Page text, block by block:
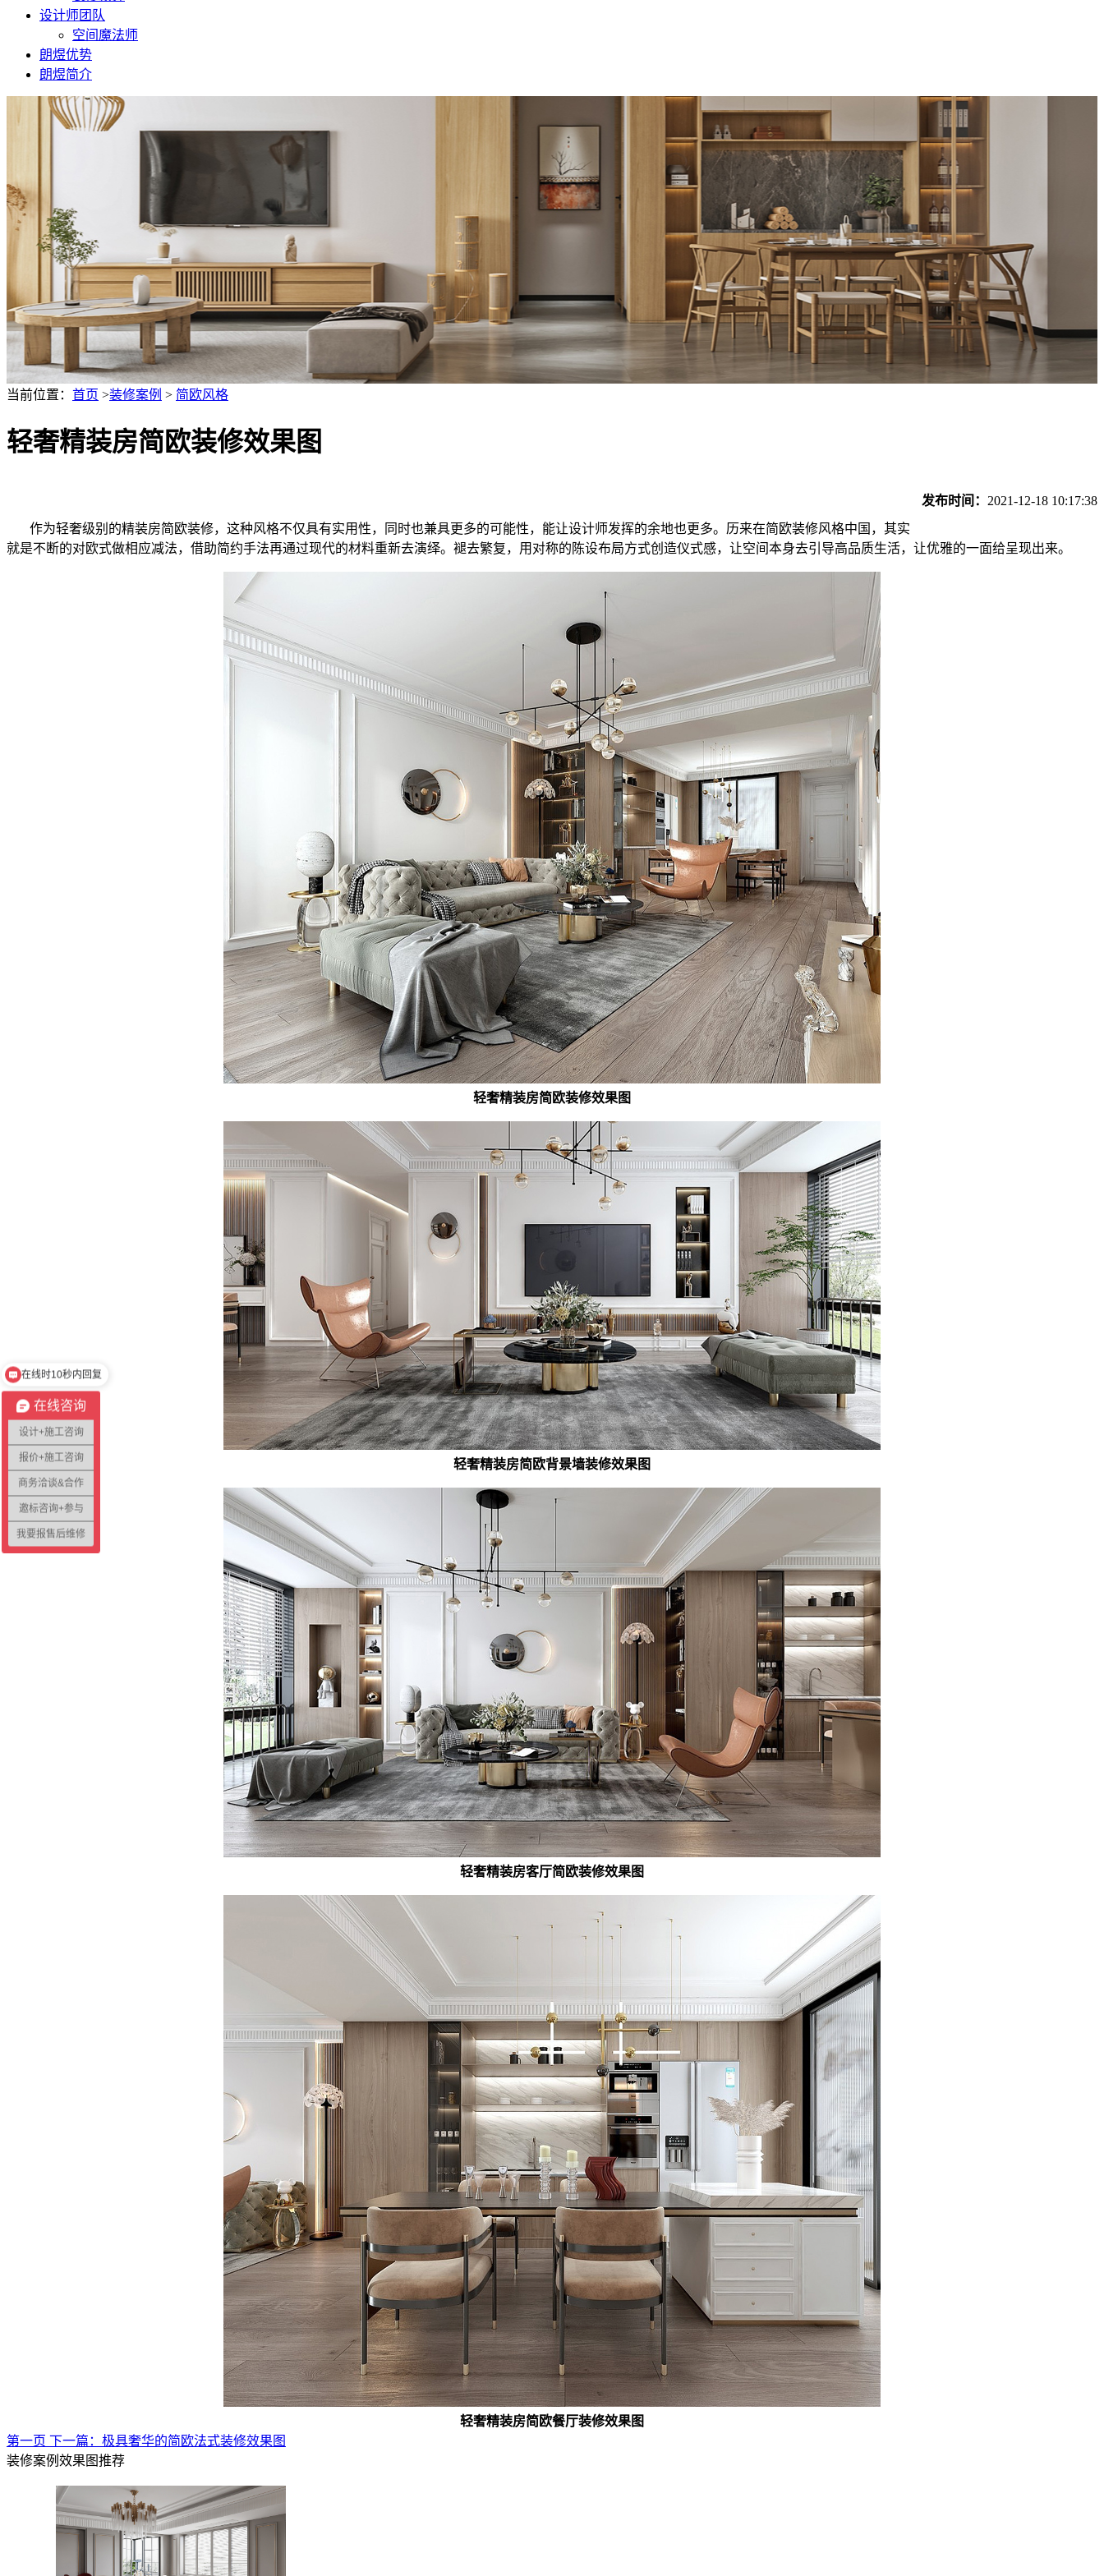
设计师团队
空间魔法师
朗煜优势
朗煜简介
当前位置： 首页 >装修案例 > 简欧风格
轻奢精装房简欧装修效果图
发布时间： 2021-12-18 10:17:38
作为轻奢级别的精装房简欧装修，这种风格不仅具有实用性，同时也兼具更多的可能性，能让设计师发挥的余地也更多。历来在简欧装修风格中国，其实
就是不断的对欧式做相应减法，借助简约手法再通过现代的材料重新去演绎。褪去繁复，用对称的陈设布局方式创造仪式感，让空间本身去引导高品质生活，让优雅的一面给呈现出来。
轻奢精装房简欧装修效果图
轻奢精装房简欧背景墙装修效果图
轻奢精装房客厅简欧装修效果图
轻奢精装房简欧餐厅装修效果图
第一页 下一篇：极具奢华的简欧法式装修效果图
装修案例效果图推荐
在线咨询
设计+施工咨询
报价+施工咨询
商务洽谈&合作
邀标咨询+参与
我要报售后维修
不在线时请留言需求